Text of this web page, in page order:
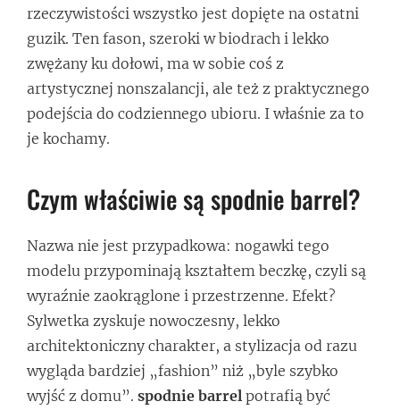
rzeczywistości wszystko jest dopięte na ostatni
guzik. Ten fason, szeroki w biodrach i lekko
zwężany ku dołowi, ma w sobie coś z
artystycznej nonszalancji, ale też z praktycznego
podejścia do codziennego ubioru. I właśnie za to
je kochamy.
Czym właściwie są spodnie barrel?
Nazwa nie jest przypadkowa: nogawki tego
modelu przypominają kształtem beczkę, czyli są
wyraźnie zaokrąglone i przestrzenne. Efekt?
Sylwetka zyskuje nowoczesny, lekko
architektoniczny charakter, a stylizacja od razu
wygląda bardziej „fashion” niż „byle szybko
wyjść z domu”. spodnie barrel potrafią być